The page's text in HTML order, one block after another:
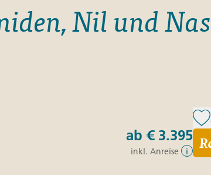
Nil und
ab € 3.395
inkl. Anreise i